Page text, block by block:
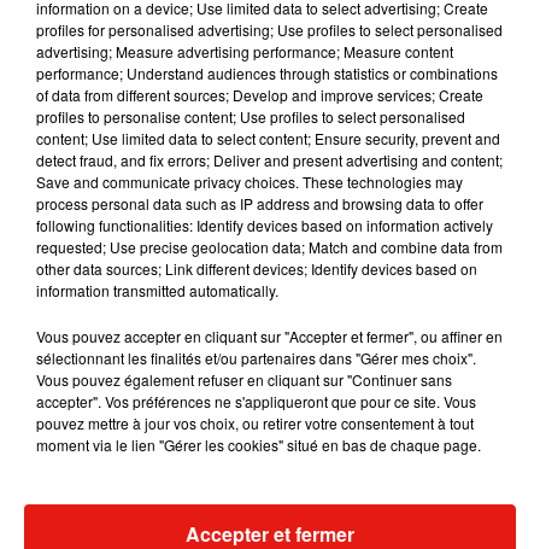
Musique
3 août 2026
Fred again.. et Latin Mafia dévoilent enfin
leur mixtape créée en...
31 juillet 2026
dévoilent « Happiness Is So Sad »
historique à Ibiza
information on a device; Use limited data to select advertising; Create
profiles for personalised advertising; Use profiles to select personalised
advertising; Measure advertising performance; Measure content
performance; Understand audiences through statistics or combinations
of data from different sources; Develop and improve services; Create
profiles to personalise content; Use profiles to select personalised
content; Use limited data to select content; Ensure security, prevent and
detect fraud, and fix errors; Deliver and present advertising and content;
Save and communicate privacy choices. These technologies may
process personal data such as IP address and browsing data to offer
following functionalities: Identify devices based on information actively
requested; Use precise geolocation data; Match and combine data from
other data sources; Link different devices; Identify devices based on
information transmitted automatically.
Vous pouvez accepter en cliquant sur "Accepter et fermer", ou affiner en
sélectionnant les finalités et/ou partenaires dans "Gérer mes choix".
Vous pouvez également refuser en cliquant sur "Continuer sans
accepter". Vos préférences ne s'appliqueront que pour ce site. Vous
pouvez mettre à jour vos choix, ou retirer votre consentement à tout
moment via le lien "Gérer les cookies" situé en bas de chaque page.
Accepter et fermer